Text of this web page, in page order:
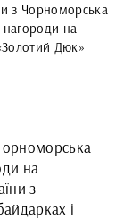
Obedience
з Чорноморська
на
Дюк»
на
з
і